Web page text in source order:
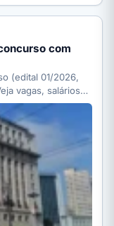
com
(edital 01/2026,
vagas, salários…